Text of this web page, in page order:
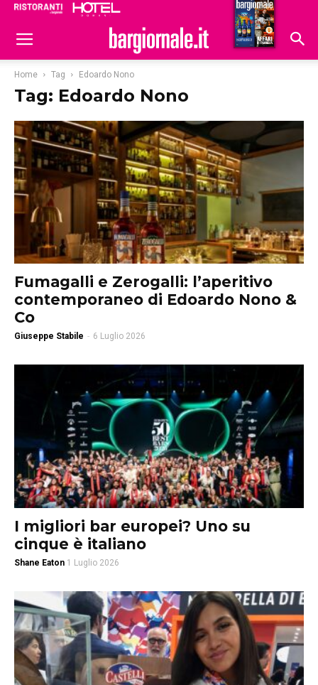
Hoteldomani
Home Tag Edoardo Nono
Tag: Edoardo Nono
Fumagalli e Zerogalli: l’aperitivo
contemporaneo di Edoardo Nono &
Co
Giuseppe Stabile - 6 Luglio 2026
I migliori bar europei? Uno su
cinque è italiano
Shane Eaton 1 Luglio 2026